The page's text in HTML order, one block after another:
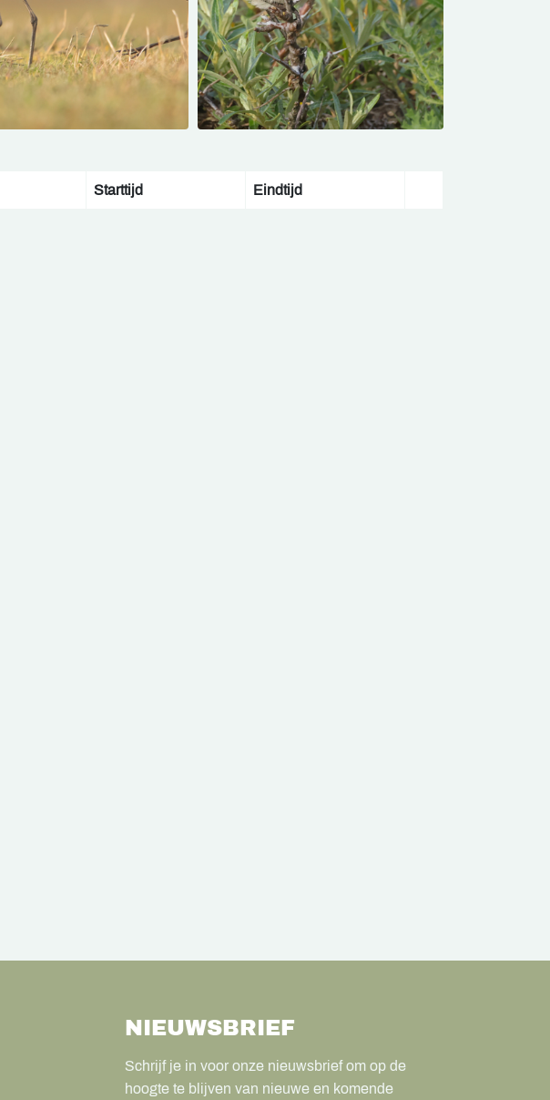
Starttijd Eindtijd
NIEUWSBRIEF
Schrijf je in voor onze nieuwsbrief om op de
hoogte te blijven van nieuwe en komende